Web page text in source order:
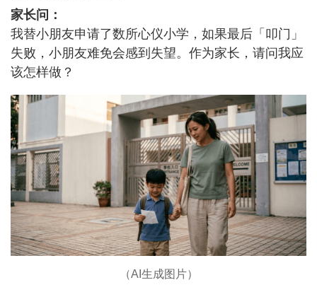
家长问：
我替小朋友申请了数所心仪小学，如果最后「叩门」
失败，小朋友难免会感到失望。作为家长，请问我应
该怎样做？
（AI生成图片）